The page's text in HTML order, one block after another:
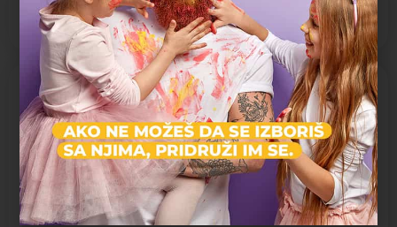
Radno vreme:10:00 - 15:00
Pronađi nas na mapi